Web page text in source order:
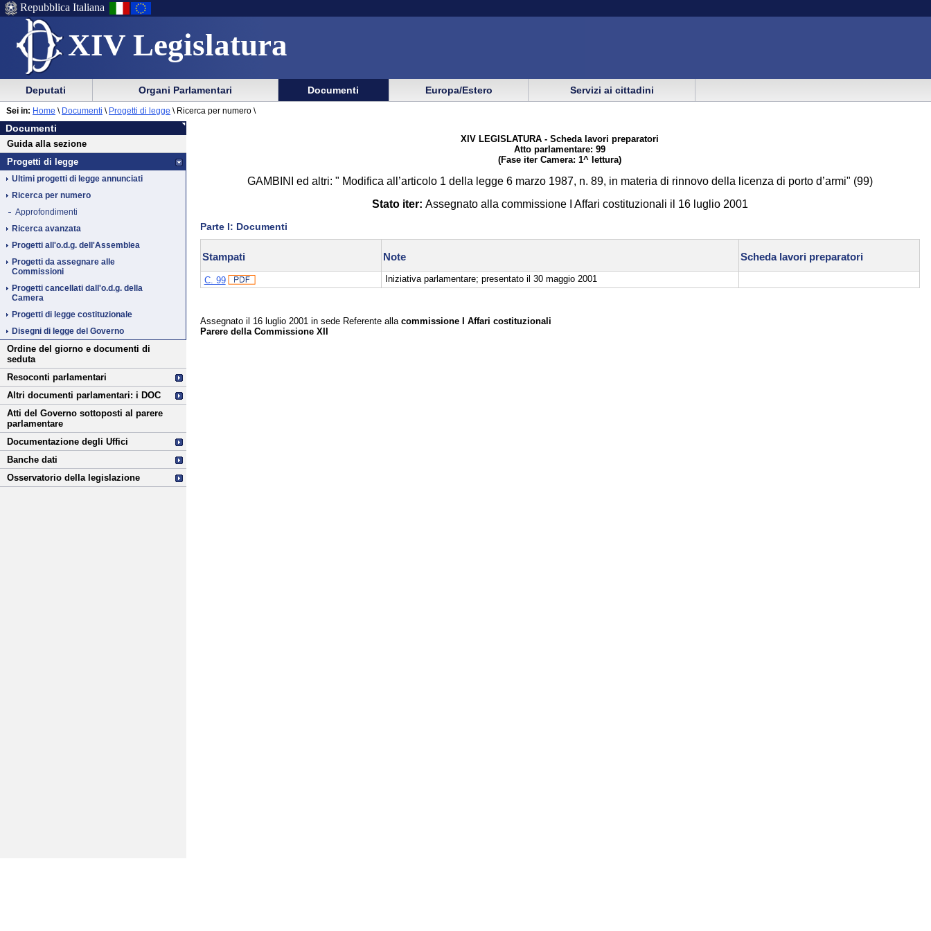
XIV Legislatura
Menu
di
ausilio
alla
navigazione
Menu
di
navigazione
principale
Repubblica Italiana
Menu
di
navigazione
principale
menu
di
sezione
Deputati Organi Parlamentari Documenti Europa/Estero Servizi ai cittadini
Documenti
Vai
al
contenuto
Documenti
Guida alla sezione
Progetti di legge
Ultimi progetti di legge annunciati
Ricerca per numero
Approfondimenti
Ricerca avanzata
Progetti all'o.d.g. dell'Assemblea
Progetti da assegnare alle
Commissioni
Progetti cancellati dall'o.d.g. della
Camera
Progetti di legge costituzionale
Disegni di legge del Governo
Ordine del giorno e documenti di
seduta
Resoconti parlamentari
Altri documenti parlamentari: i DOC
Atti del Governo sottoposti al parere
parlamentare
Documentazione degli Uffici
Banche dati
Osservatorio della legislazione
Sei in: Home \ Documenti \ Progetti di legge \ Ricerca per numero \
XIV LEGISLATURA - Scheda lavori preparatori
Atto parlamentare: 99
(Fase iter Camera: 1^ lettura)
GAMBINI ed altri: " Modifica all’articolo 1 della legge 6 marzo 1987, n. 89, in materia di rinnovo della licenza di porto d’armi" (99)
Stato iter: Assegnato alla commissione I Affari costituzionali il 16 luglio 2001
Parte I: Documenti
Stampati Note Scheda lavori preparatori
C. 99 Iniziativa parlamentare; presentato il 30 maggio 2001
Assegnato il 16 luglio 2001 in sede Referente alla commissione I Affari costituzionali
Parere della Commissione XII